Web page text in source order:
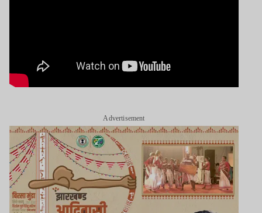
Advertisement